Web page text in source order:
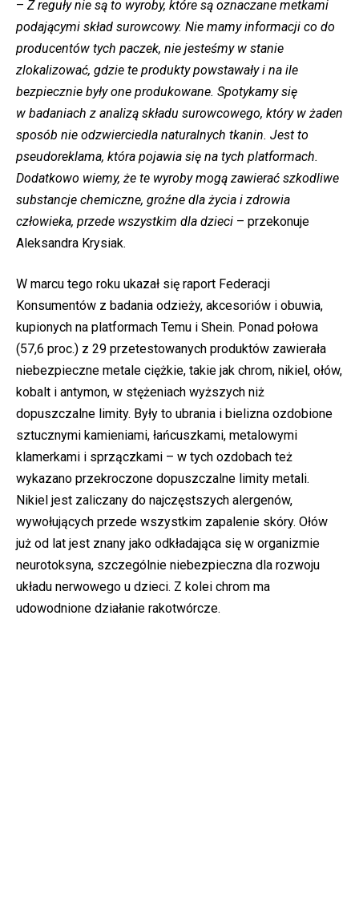
– Z reguły nie są to wyroby, które są oznaczane metkami
podającymi skład surowcowy. Nie mamy informacji co do
producentów tych paczek, nie jesteśmy w stanie
zlokalizować, gdzie te produkty powstawały i na ile
bezpiecznie były one produkowane. Spotykamy się
w badaniach z analizą składu surowcowego, który w żaden
sposób nie odzwierciedla naturalnych tkanin. Jest to
pseudoreklama, która pojawia się na tych platformach.
Dodatkowo wiemy, że te wyroby mogą zawierać szkodliwe
substancje chemiczne, groźne dla życia i zdrowia
człowieka, przede wszystkim dla dzieci – przekonuje
Aleksandra Krysiak.
W marcu tego roku ukazał się raport Federacji
Konsumentów z badania odzieży, akcesoriów i obuwia,
kupionych na platformach Temu i Shein. Ponad połowa
(57,6 proc.) z 29 przetestowanych produktów zawierała
niebezpieczne metale ciężkie, takie jak chrom, nikiel, ołów,
kobalt i antymon, w stężeniach wyższych niż
dopuszczalne limity. Były to ubrania i bielizna ozdobione
sztucznymi kamieniami, łańcuszkami, metalowymi
klamerkami i sprzączkami – w tych ozdobach też
wykazano przekroczone dopuszczalne limity metali.
Nikiel jest zaliczany do najczęstszych alergenów,
wywołujących przede wszystkim zapalenie skóry. Ołów
już od lat jest znany jako odkładająca się w organizmie
neurotoksyna, szczególnie niebezpieczna dla rozwoju
układu nerwowego u dzieci. Z kolei chrom ma
udowodnione działanie rakotwórcze.